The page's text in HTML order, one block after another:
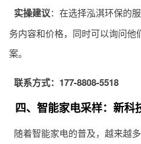
实操建议：在选择泓淇环保的
务内容和价格，同时可以询问他
案。
联系方式：177-8808-5518
四、智能家电采样：新科
随着智能家电的普及，越来越